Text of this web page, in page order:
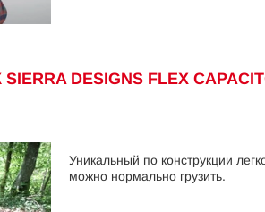
DESIGNS FLEX
Уникальный по конструкции
можно нормально грузить.